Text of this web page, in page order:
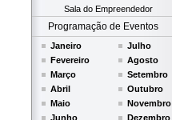
Sala do Empreendedor
Programação de Eventos
Janeiro
Fevereiro
Março
Abril
Maio
Junho
Julho
Agosto
Setembro
Outubro
Novembro
Dezembro